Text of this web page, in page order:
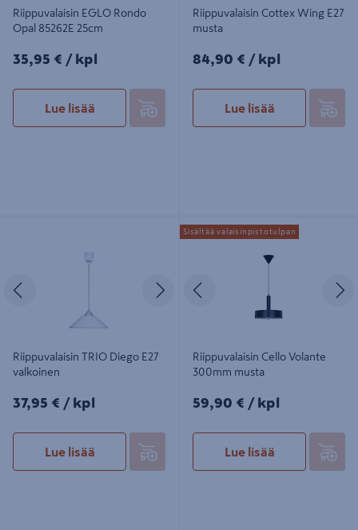
Riippuvalaisin EGLO Rondo
Opal 85262E 25cm
35,95€/kpl
35,95 € / kpl
Lue lisää
Riippuvalaisin Cottex Wing E27
musta
84,90€/kpl
84,90 € / kpl
Lue lisää
Seuraava
Riippuvalaisin TRIO Diego E27
valkoinen
37,95€/kpl
37,95 € / kpl
Lue lisää
Riippuvalaisin Cello Volante 300mm
musta
Riippuvalaisin Cello Volante
300mm musta
59,90€/kpl
59,90 € / kpl
Lue lisää
Sisältää valaisinpistotulpan